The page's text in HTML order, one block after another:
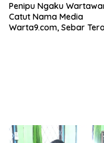
Penipu Ngaku
Catut Nama Media
Warta9.com, Sebar